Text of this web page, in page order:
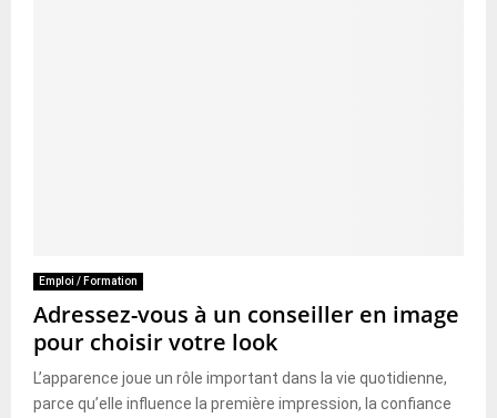
Emploi / Formation
Adressez-vous à un conseiller en image
pour choisir votre look
L’apparence joue un rôle important dans la vie quotidienne,
parce qu’elle influence la première impression, la confiance